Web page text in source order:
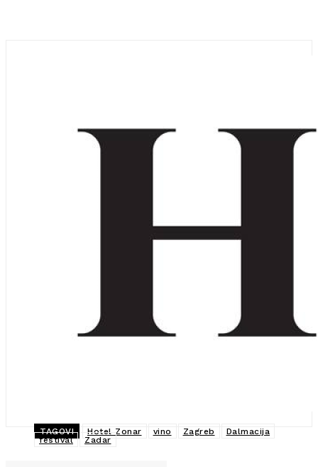
TAGOVI Hotel Zonar vino Zagreb
Dalmacija
festival
Zadar